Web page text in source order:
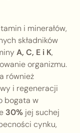
i minerałów,
składników
A, C, E i K,
organizmu.
również
i regeneracji
bogata w
30% jej suchej
cynku,